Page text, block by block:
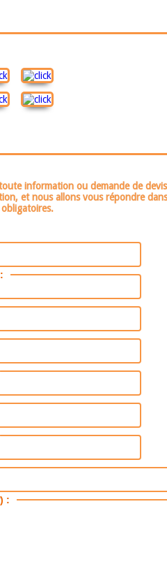
information ou demande de
et nous allons vous répondre
) :